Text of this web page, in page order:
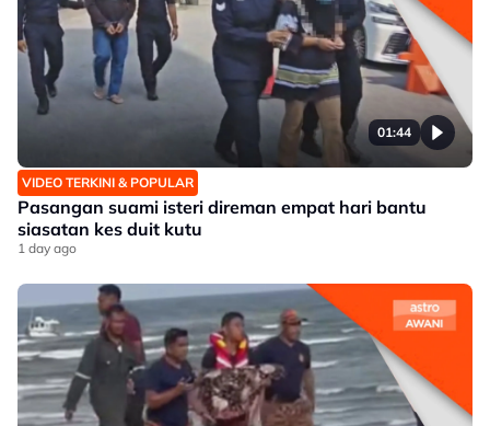
01:44
VIDEO TERKINI & POPULAR
Pasangan suami isteri direman empat hari bantu
siasatan kes duit kutu
1 day ago